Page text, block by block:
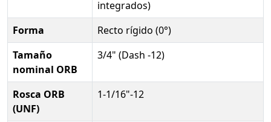
integrados)
Forma
Recto rígido (0°)
Tamaño
nominal ORB
3/4" (Dash -12)
Rosca ORB
(UNF)
1-1/16"-12